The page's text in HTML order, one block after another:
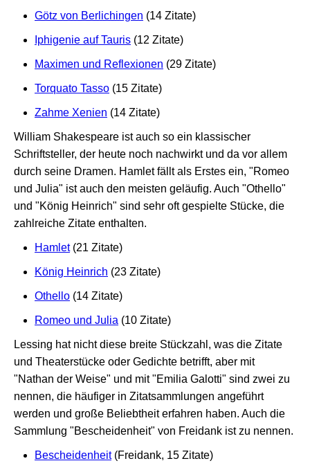
Götz von Berlichingen (14 Zitate)
Iphigenie auf Tauris (12 Zitate)
Maximen und Reflexionen (29 Zitate)
Torquato Tasso (15 Zitate)
Zahme Xenien (14 Zitate)
William Shakespeare ist auch so ein klassischer
Schriftsteller, der heute noch nachwirkt und da vor allem
durch seine Dramen. Hamlet fällt als Erstes ein, "Romeo
und Julia" ist auch den meisten geläufig. Auch "Othello"
und "König Heinrich" sind sehr oft gespielte Stücke, die
zahlreiche Zitate enthalten.
Hamlet(21 Zitate)
König Heinrich (23 Zitate)
Othello (14 Zitate)
Romeo und Julia (10 Zitate)
Lessing hat nicht diese breite Stückzahl, was die Zitate
und Theaterstücke oder Gedichte betrifft, aber mit
"Nathan der Weise" und mit "Emilia Galotti" sind zwei zu
nennen, die häufiger in Zitatsammlungen angeführt
werden und große Beliebtheit erfahren haben. Auch die
Sammlung "Bescheidenheit" von Freidank ist zu nennen.
Bescheidenheit(Freidank, 15 Zitate)